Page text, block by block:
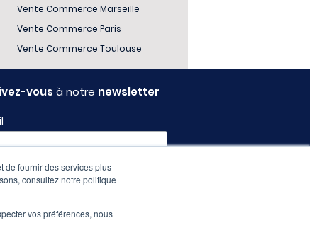
de fournir des services plus
consultez notre politique
vos préférences, nous
Vente Commerce Marseille
Vente Commerce Paris
Vente Commerce Toulouse
vous à notre newsletter